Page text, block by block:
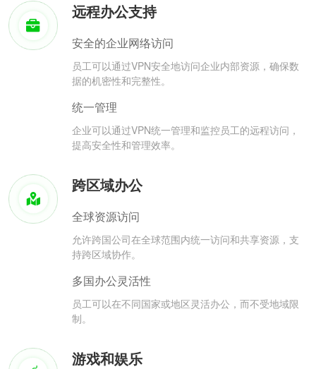
远程办公支持
安全的企业网络访问
员工可以通过VPN安全地访问企业内部资源，确保数
据的机密性和完整性。
统一管理
企业可以通过VPN统一管理和监控员工的远程访问，
提高安全性和管理效率。
跨区域办公
全球资源访问
允许跨国公司在全球范围内统一访问和共享资源，支
持跨区域协作。
多国办公灵活性
员工可以在不同国家或地区灵活办公，而不受地域限
制。
游戏和娱乐